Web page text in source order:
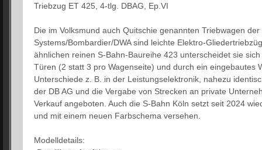
Triebzug ET 425, 4-tlg. DBAG, Ep.VI
Die im Volksmund auch Quitschie genannten Triebwagen
Systems/Bombardier/DWA sind leichte Elektro-
ähnlichen reinen S-Bahn-Baureihe 423 unterscheidet sie
Türen (2 statt 3 pro Wagenseite) und durch ein eingebautes
Unterschiede z. B. in der Leistungselektronik, nahezu
der DB AG und die Vergabe von Strecken an private
Verkauf angeboten. Auch die S-Bahn Köln setzt seit 2024
und mit einem neuen Farbschema versehen.
Modelldetails: